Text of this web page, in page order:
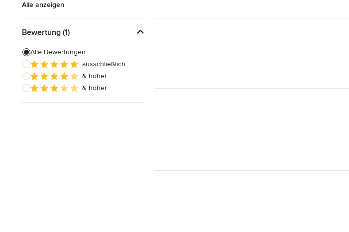
Alle anzeigen
Bewertung (1)
Alle Bewertungen
ausschließlich
& höher
& höher